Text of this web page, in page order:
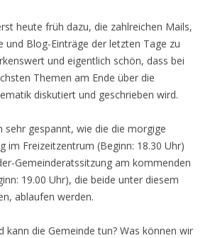
heute früh dazu, die zahlreichen Mails,
und Blog-Einträge der letzten Tage zu
und eigentlich schön, dass bei
Themen am Ende über die
diskutiert und geschrieben wird.
sehr gespannt, wie die die morgige
im Freizeitzentrum (Beginn: 18.30 Uhr)
Gemeinderatssitzung am kommenden
19.00 Uhr), die beide unter diesem
ablaufen werden.
kann die Gemeinde tun? Was können wir